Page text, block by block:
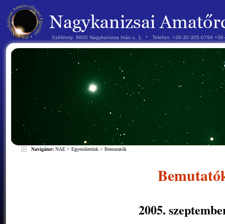
Székhely: 8800 Nagykanizsa Irtás u. 1. * Telefon: +36-30-305-0794
Navigátor: NAE > Egyesületünk > Bemutatók
2005.